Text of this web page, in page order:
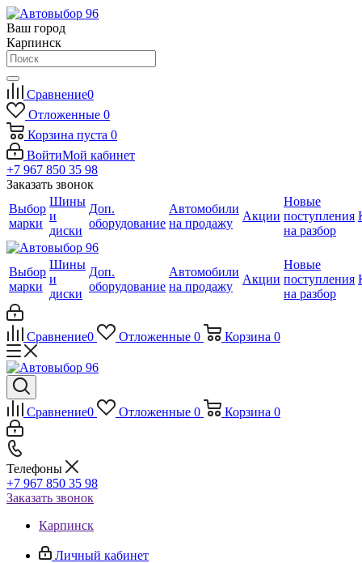
Ваш город
Карпинск
Сравнение0
Отложенные 0
Корзина пуста 0
ВойтиМой кабинет
+7 967 850 35 98
Заказать звонок
Выбор
марки
Шины
и
диски
Доп.
оборудование
Автомобили
на продажу
Акции
Новые
поступления
на разбор
Выбор
марки
Шины
и
диски
Доп.
оборудование
Автомобили
на продажу
Акции
Новые
поступления
на разбор
Сравнение0 Отложенные 0 Корзина 0
Сравнение0 Отложенные 0 Корзина 0
Телефоны
+7 967 850 35 98
Заказать звонок
Карпинск
Личный кабинет